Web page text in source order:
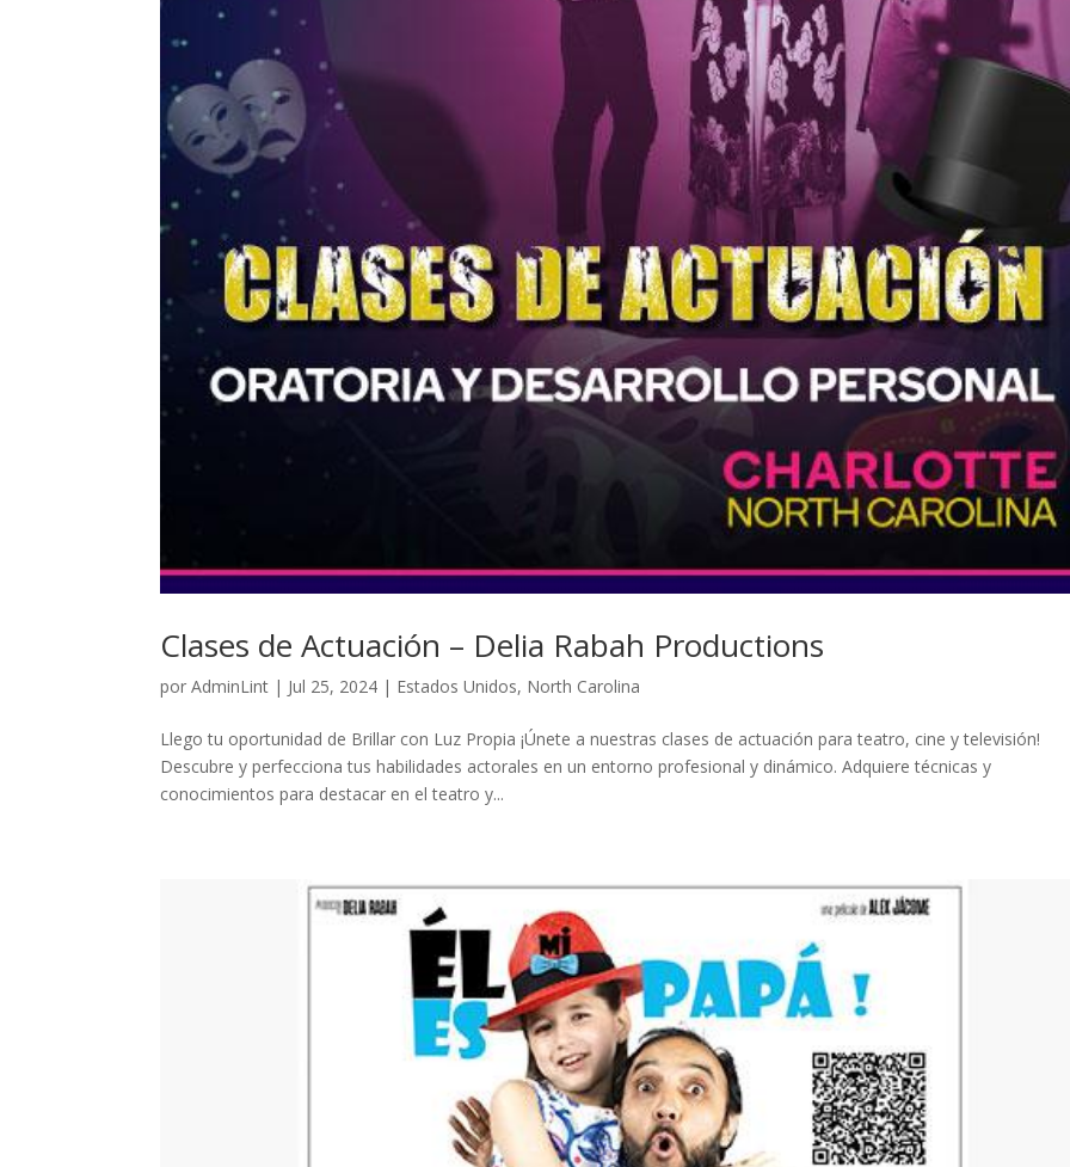
Clases de Actuación – Delia Rabah Productions
porAdminLint | Jul 25, 2024 | Estados Unidos, North Carolina
Llego tu oportunidad de Brillar con Luz Propia ¡Únete a nuestras clases de actuación para teatro, cine y televisión!
Descubre y perfecciona tus habilidades actorales en un entorno profesional y dinámico. Adquiere técnicas y
conocimientos para destacar en el teatro y...